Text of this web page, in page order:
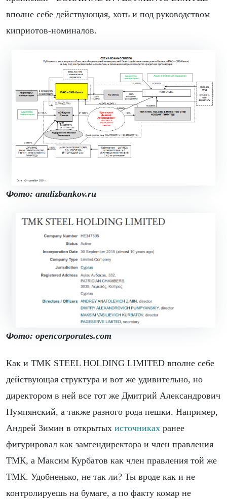
вполне себе действующая, хоть и под руководством
киприотов-номиналов.
Фото: analizbankov.ru
Фото: opencorporates.com
Как и TMK STEEL HOLDING LIMITED вполне себе
действующая структура и вот же удивительно, но
директором в ней все тот же Дмитрий Александрович
Пумпянский, а также разного рода пешки. Например,
Андрей Зимин в открытых источниках ранее
фигурировал как замгендиректора и член правления
ТМК, а Максим Курбатов как член правления той же
ТМК. Удобненько, не так ли? Ты вроде как и не
контролируешь на бумаге, а по факту комар не